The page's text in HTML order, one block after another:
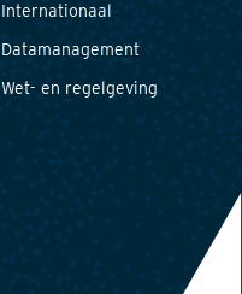
Internationaal
Datamanagement
Wet- en regelgeving